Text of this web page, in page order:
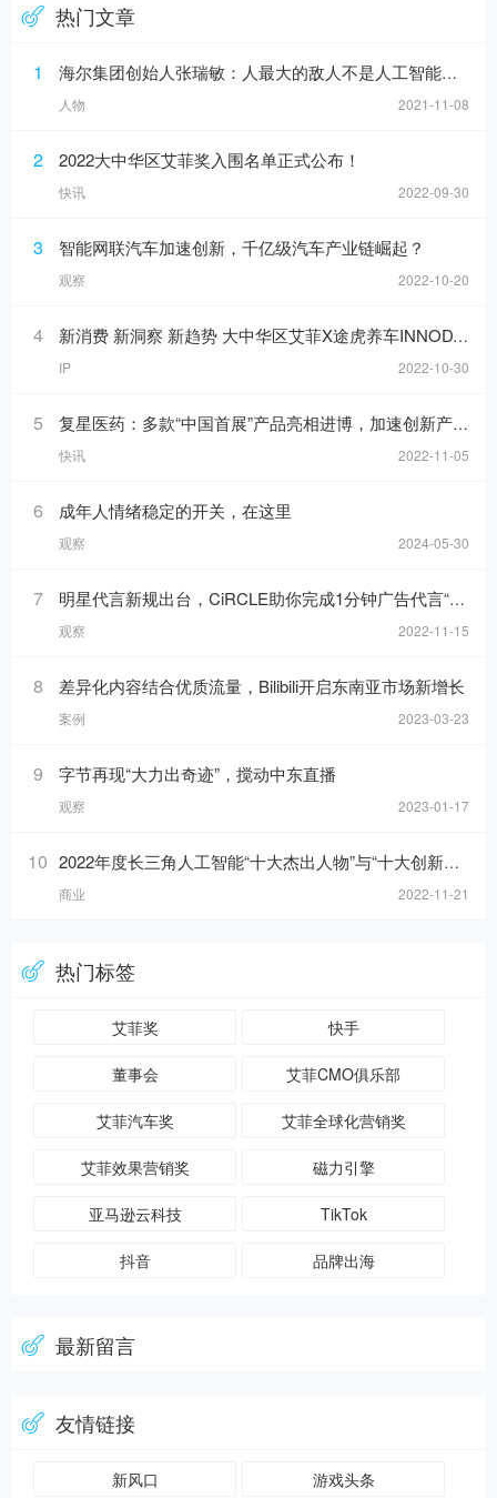
热门文章
1 海尔集团创始人张瑞敏：人最大的敌人不是人工智能，而是科层制
人物 2021-11-08
2 2022大中华区艾菲奖入围名单正式公布！
快讯 2022-09-30
3 智能网联汽车加速创新，千亿级汽车产业链崛起？
观察 2022-10-20
4 新消费 新洞察 新趋势 大中华区艾菲X途虎养车INNODAY圆满举办！
IP 2022-10-30
5 复星医药：多款“中国首展”产品亮相进博，加速创新产品落地
快讯 2022-11-05
6 成年人情绪稳定的开关，在这里
观察 2024-05-30
7 明星代言新规出台，CiRCLE助你完成1分钟广告代言“健康自检”
观察 2022-11-15
8 差异化内容结合优质流量，Bilibili开启东南亚市场新增长
案例 2023-03-23
9 字节再现“大力出奇迹”，搅动中东直播
观察 2023-01-17
10 2022年度长三角人工智能“十大杰出人物”与“十大创新应用”榜单发布！
商业 2022-11-21
热门标签
艾菲奖 快手
董事会 艾菲CMO俱乐部
艾菲汽车奖 艾菲全球化营销奖
艾菲效果营销奖 磁力引擎
亚马逊云科技 TikTok
抖音 品牌出海
最新留言
友情链接
新风口 游戏头条